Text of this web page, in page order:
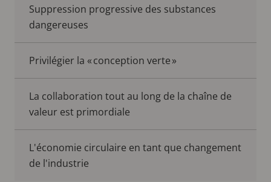
Suppression progressive des substances
dangereuses
Privilégier la « conception verte »
La collaboration tout au long de la chaîne de
valeur est primordiale
L'économie circulaire en tant que changement
de l'industrie